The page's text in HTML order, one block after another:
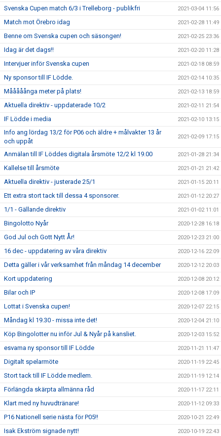
Svenska Cupen match 6/3 i Trelleborg - publikfri 2021-03-04 11:56
Match mot Örebro idag 2021-02-28 11:49
Benne om Svenska cupen och säsongen! 2021-02-25 23:36
Idag är det dags!! 2021-02-20 11:28
Intervjuer inför Svenska cupen 2021-02-18 08:59
Ny sponsor till IF Lödde. 2021-02-14 10:35
Mååååånga meter på plats! 2021-02-13 18:59
Aktuella direktiv - uppdaterade 10/2 2021-02-11 21:54
IF Lödde i media 2021-02-10 13:15
Info ang lördag 13/2 för P06 och äldre + målvakter 13 år
och uppåt
2021-02-09 17:15
Anmälan till IF Löddes digitala årsmöte 12/2 kl 19.00 2021-01-28 21:34
Kallelse till årsmöte 2021-01-21 21:42
Aktuella direktiv - justerade 25/1 2021-01-15 20:11
Ett extra stort tack till dessa 4 sponsorer. 2021-01-12 20:27
1/1 - Gällande direktiv 2021-01-02 11:01
Bingolotto Nyår 2020-12-28 16:18
God Jul och Gott Nytt År! 2020-12-23 21:00
16 dec - uppdatering av våra direktiv 2020-12-16 22:09
Detta gäller i vår verksamhet från måndag 14 december 2020-12-12 20:03
Kort uppdatering 2020-12-08 20:12
Bilar och IP 2020-12-08 17:09
Lottat i Svenska cupen! 2020-12-07 22:15
Måndag kl 19.30 - missa inte det! 2020-12-04 21:10
Köp Bingolotter nu inför Jul & Nyår på kansliet. 2020-12-03 15:52
esvama ny sponsor till IF Lödde 2020-11-21 11:47
Digitalt spelarmöte 2020-11-19 22:45
Stort tack till IF Lödde medlem. 2020-11-19 12:14
Förlängda skärpta allmänna råd 2020-11-17 22:11
Klart med ny huvudtränare! 2020-11-12 09:33
P16 Nationell serie nästa för P05!! 2020-10-21 22:49
Isak Ekström signade nytt! 2020-10-19 22:43